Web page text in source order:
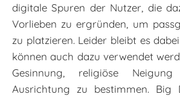
digitale Spuren der Nutzer, die
Vorlieben zu ergründen, um
zu platzieren. Leider bleibt es
können auch dazu verwendet
Gesinnung, religiöse
Ausrichtung zu bestimmen. Big